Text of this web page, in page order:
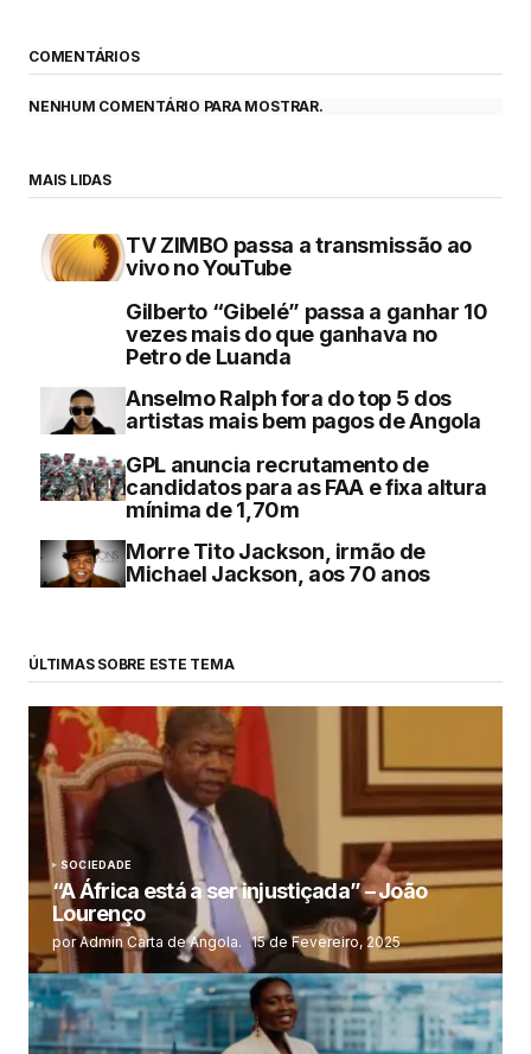
COMENTÁRIOS
NENHUM COMENTÁRIO PARA MOSTRAR.
MAIS LIDAS
TV ZIMBO passa a transmissão ao
vivo no YouTube
Gilberto “Gibelé” passa a ganhar 10
vezes mais do que ganhava no
Petro de Luanda
Anselmo Ralph fora do top 5 dos
artistas mais bem pagos de Angola
GPL anuncia recrutamento de
candidatos para as FAA e fixa altura
mínima de 1,70m
Morre Tito Jackson, irmão de
Michael Jackson, aos 70 anos
ÚLTIMAS SOBRE ESTE TEMA
SOCIEDADE
“A África está a ser injustiçada” – João
Lourenço
por Admin Carta de Angola. 15 de Fevereiro, 2025